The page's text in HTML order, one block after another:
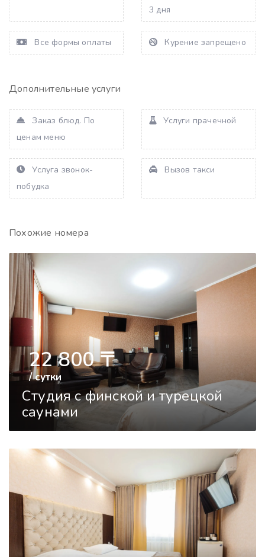
3 дня
Все формы оплаты Курение запрещено
Дополнительные услуги
Заказ блюд. По
ценам меню
Услуги прачечной
Услуга звонок-
побудка
Вызов такси
Похожие номера
Студия с финской и турецкой
саунами
22 800〒
/ сутки